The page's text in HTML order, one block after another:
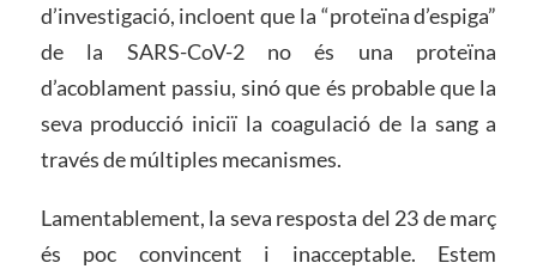
d’investigació, incloent que la “proteïna d’espiga”
de la SARS-CoV-2 no és una proteïna
d’acoblament passiu, sinó que és probable que la
seva producció iniciï la coagulació de la sang a
través de múltiples mecanismes.
Lamentablement, la seva resposta del 23 de març
és poc convincent i inacceptable. Estem